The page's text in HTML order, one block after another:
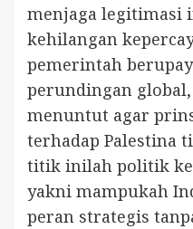
menjaga legitimasi
kehilangan
pemerintah
perundingan
menuntut agar
terhadap Palestina
titik inilah politik
yakni mampukah
peran strategis